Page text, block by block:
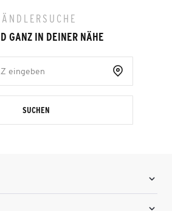
GANZ IN DEINER NÄHE
SUCHEN